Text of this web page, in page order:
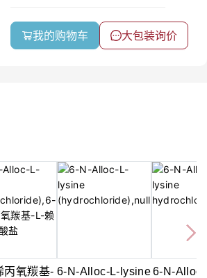
我的购物车 大包装询价
丙氧羰基- 6-N-Alloc-L-lysine6-N-